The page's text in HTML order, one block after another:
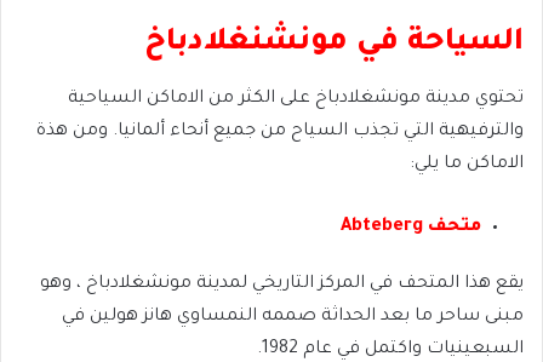
السياحة في مونشنغلادباخ
تحتوي مدينة مونشغلادباخ على الكثر من الاماكن السياحية
والترفيهية التي تجذب السياح من جميع أنحاء ألمانيا. ومن هذة
الاماكن ما يلي:
متحف Abteberg
يقع هذا المتحف في المركز التاريخي لمدينة مونشغلادباخ ، وهو
مبنى ساحر ما بعد الحداثة صممه النمساوي هانز هولين في
السبعينيات واكتمل في عام 1982.